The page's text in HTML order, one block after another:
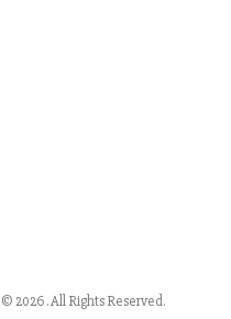
© 2026 . All Rights Reserved.